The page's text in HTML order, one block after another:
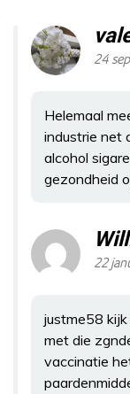
24
Helemaal
industrie net
alcohol
gezondheid
22
justme58
met die
vaccinatie